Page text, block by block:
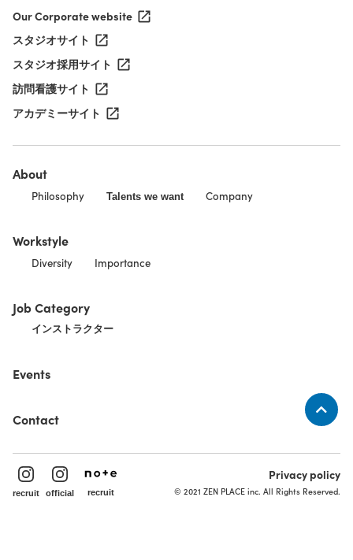
Our Corporate website
スタジオサイト
スタジオ採用サイト
訪問看護サイト
アカデミーサイト
About
Philosophy Talents we want Company
Workstyle
Diversity Importance
Job Category
インストラクター
Events
Contact
recruit official recruit
Privacy policy
© 2021 ZEN PLACE inc. All Rights Reserved.